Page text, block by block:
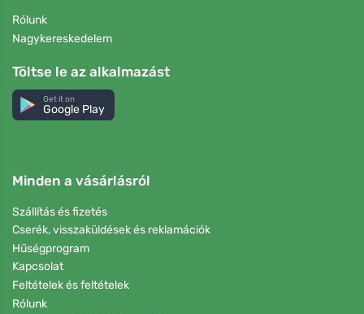
Rólunk
Nagykereskedelem
Töltse le az alkalmazást
Get it on
Google Play
Minden a vásárlásról
Szállítás és fizetés
Cserék, visszaküldések és reklamációk
Hűségprogram
Kapcsolat
Feltételek és feltételek
Rólunk